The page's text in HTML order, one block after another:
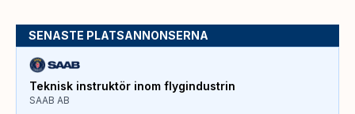
SENASTE PLATSANNONSERNA
Teknisk instruktör inom flygindustrin
SAAB AB